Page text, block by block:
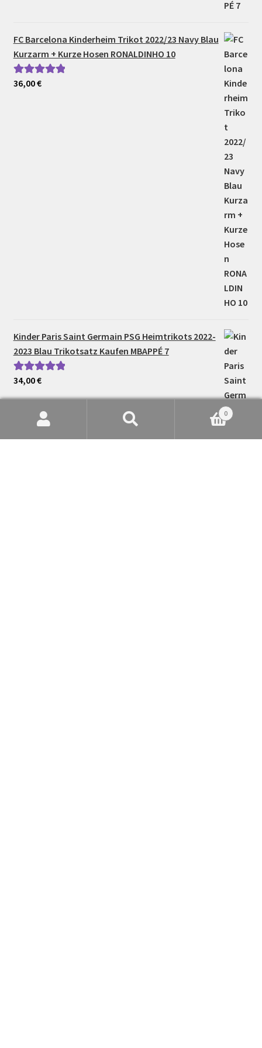
FC Barcelona Kinderheim Trikot 2022/23 Navy Blau
Kurzarm + Kurze Hosen RONALDINHO 10
Bewertet mit
36,00€
Kinder Paris Saint Germain PSG Heimtrikots 2022-
2023 Blau Trikotsatz Kaufen MBAPPÉ 7
Bewertet mit
34,00€
nach:
0